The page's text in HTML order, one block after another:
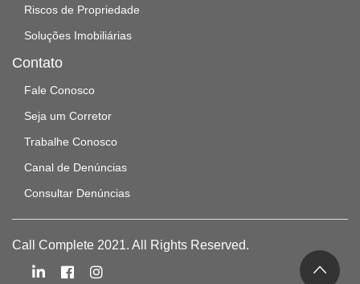
Riscos de Propriedade
Soluções Imobiliárias
Contato
Fale Conosco
Seja um Corretor
Trabalhe Conosco
Canal de Denúncias
Consultar Denúncias
Call Complete 2021. All Rights Reserved.